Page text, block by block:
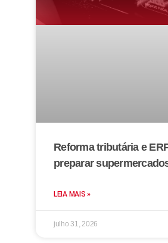
Reforma tributária e
preparar
LEIA MAIS »
julho 31, 2026